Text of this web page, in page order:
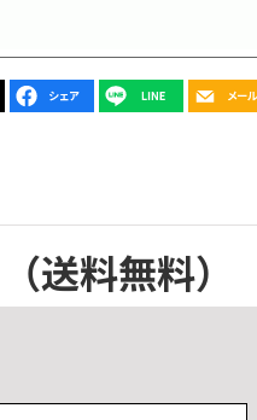
（送料無料）